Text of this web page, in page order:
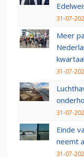
31-07-
Meer
kwartaal
31-07-
31-07-
Einde
neemt
31-07-